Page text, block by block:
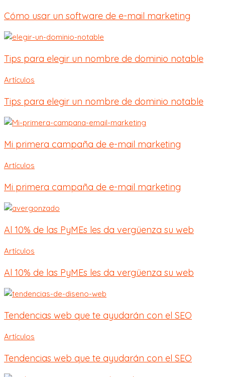
Cómo usar un software de e-mail marketing
Tips para elegir un nombre de dominio notable
Artículos
Tips para elegir un nombre de dominio notable
Mi primera campaña de e-mail marketing
Artículos
Mi primera campaña de e-mail marketing
Al 10% de las PyMEs les da vergüenza su web
Artículos
Al 10% de las PyMEs les da vergüenza su web
Tendencias web que te ayudarán con el SEO
Artículos
Tendencias web que te ayudarán con el SEO